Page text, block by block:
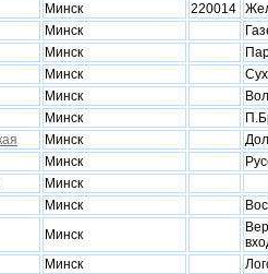
Минск 220014
Минск
Минск
Минск
Минск
Минск
Минск
Минск
Минск
Минск
Минск
Минск